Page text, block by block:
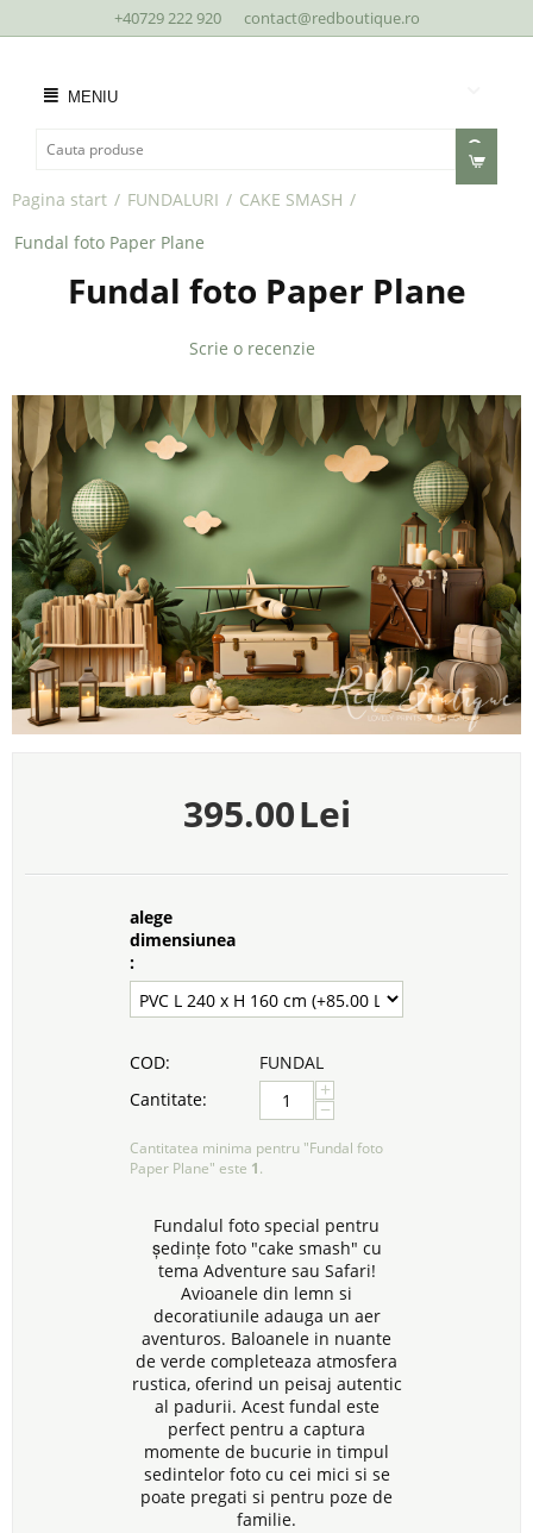
+40729 222 920 contact@redboutique.ro
MENIU
Pagina start / FUNDALURI / CAKE SMASH /
Fundal foto Paper Plane
Fundal foto Paper Plane
Scrie o recenzie
395.00Lei
alege
dimensiunea
:
COD:
FUNDAL
Cantitate:
+
−
Cantitatea minima pentru "Fundal foto
Paper Plane" este 1.
Fundalul foto special pentru
ședințe foto "cake smash" cu
tema Adventure sau Safari!
Avioanele din lemn si
decoratiunile adauga un aer
aventuros. Baloanele in nuante
de verde completeaza atmosfera
rustica, oferind un peisaj autentic
al padurii. Acest fundal este
perfect pentru a captura
momente de bucurie in timpul
sedintelor foto cu cei mici si se
poate pregati si pentru poze de
familie.